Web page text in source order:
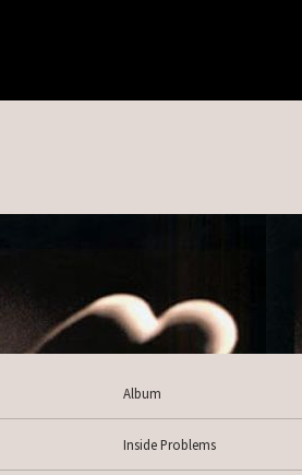
Album
Inside Problems